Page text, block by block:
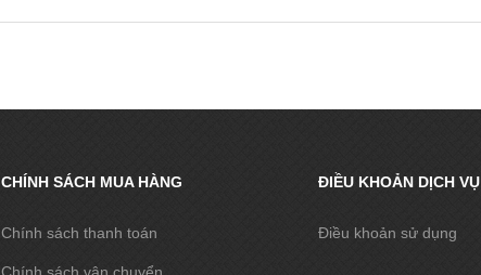
CHÍNH SÁCH MUA HÀNG
Chính sách thanh toán
ĐIỀU KHOẢN DỊCH VỤ
Điều khoản sử dụng